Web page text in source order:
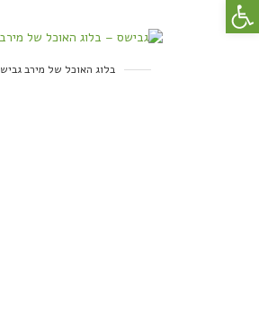
בלוג האוכל של מירב גביש